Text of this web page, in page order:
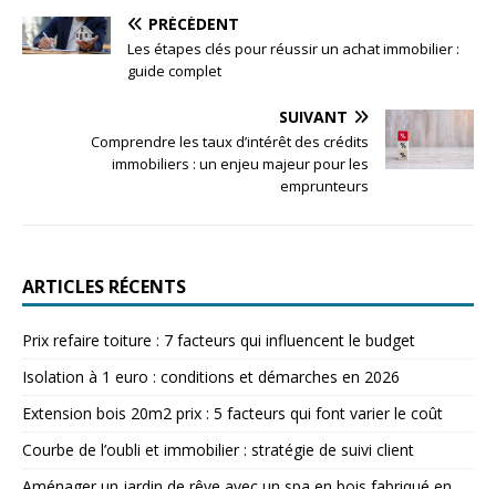
PRÉCÉDENT
Les étapes clés pour réussir un achat immobilier :
guide complet
SUIVANT
Comprendre les taux d’intérêt des crédits
immobiliers : un enjeu majeur pour les
emprunteurs
ARTICLES RÉCENTS
Prix refaire toiture : 7 facteurs qui influencent le budget
Isolation à 1 euro : conditions et démarches en 2026
Extension bois 20m2 prix : 5 facteurs qui font varier le coût
Courbe de l’oubli et immobilier : stratégie de suivi client